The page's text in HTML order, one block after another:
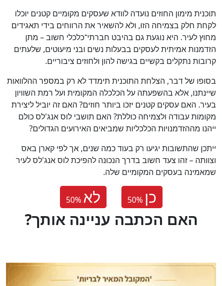
תוכנית מימון החוזים נועדה לוודא שעסקים מקומיים קטנים יוכלו
לקחת חלק בצמיחה הזו, ולא להשאיר את הרווחים בידי תאגידים
מחוץ לעיר. היא נוגעת גם בהיבט חברתי־כלכלי חשוב – מתן
הזדמנות אמיתית לעסקים בבעלות נשים ובני מיעוטים, שלעתים
קרובות נתקלים בקשיים בגישה להון ולחוזים ציבוריים.
בסופו של דבר, הצלחת התוכנית תימדד לא רק במספר ההלוואות
שיינתנו, אלא בהשפעתה על הכלכלה המקומית ועל רמת השוויון
בעיר. האם עסקים קטנים יזכו ביותר חוזים? האם זה יוביל ליצירת
מקומות עבודה ולצמיחה כוללת? האם תושבי לוס אנג'לס כולם
ייהנו מההזדמנויות הכלכליות שמביאים האירועים הגדולים?
ייתכן שהתשובות יגיעו רק בעוד כמה שנים, אך לפי קארן באס
וצוותה – זהו צעד חשוב בדרך הנכונה להפיכת לוס אנג'לס לעיר
שמאמינה בעסקים המקומיים שלה.
50% לא 50% כן
?האם הכתבה עניינה אותך